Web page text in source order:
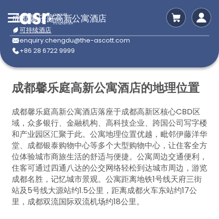
成都馨乐庭高新公寓酒店
可持续酒店
enquiry.chengdu@the-ascott.com
+86 28 6722 9999
成都馨乐庭高新公寓酒店的地理位置
成都馨乐庭高新公寓酒店落座于成都高新区核心CBD区
域，众多银行、金融机构、高科技企业、跨国公司写字楼
和产业园区汇聚于此。公寓地理位置优越，毗邻伊藤洋华
堂、成都银泰购物中心等多个大型购物中心，让住客全方
位体验城市商旅生活的舒适与便捷。公寓周边交通便利，
住客可通过四通八达的公交网络轻松到达城市周边，游览
成都名胜，记忆城市景观。公寓距离地铁1号线天府三街
站及5号线大源站约1.5公里，距离成都火车东站约17公
里，成都双流国际双流机场约18公里。